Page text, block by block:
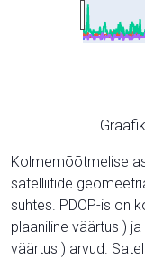
Kolmemõõtmelise
satelliitide
suhtes. PDOP-is on
plaaniline väärtus )
väärtus ) arvud.